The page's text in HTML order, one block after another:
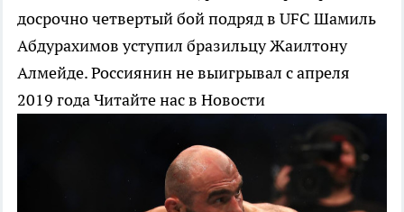
досрочно четвертый бой подряд в UFC Шамиль
Абдурахимов уступил бразильцу Жаилтону
Алмейде. Россиянин не выигрывал с апреля
2019 годаЧитайте нас в Новости